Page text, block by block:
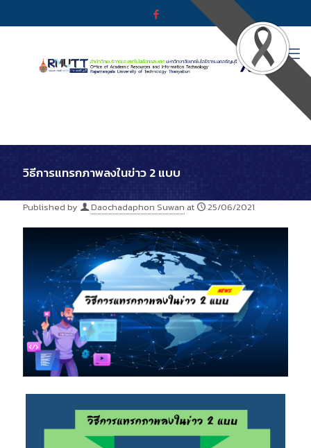
วิธีการแทรกภาพลงในข่าว 2 แบบ
Published by Daochadaphon Suwan at 25/06/2021